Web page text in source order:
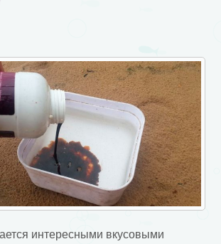
интересными вкусовыми